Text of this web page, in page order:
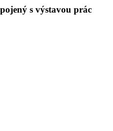
s výstavou prác